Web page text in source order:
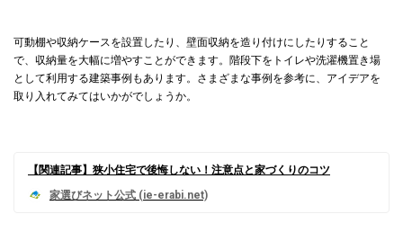
可動棚や収納ケースを設置したり、壁面収納を造り付けにしたりすること
で、収納量を大幅に増やすことができます。階段下をトイレや洗濯機置き場
として利用する建築事例もあります。さまざまな事例を参考に、アイデアを
取り入れてみてはいかがでしょうか。
【関連記事】狭小住宅で後悔しない！注意点と家づくりのコツ